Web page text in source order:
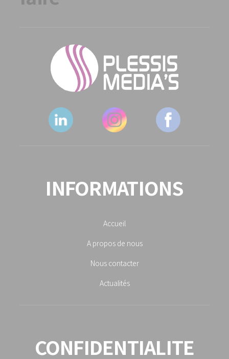
INFORMATIONS
Accueil
A propos de nous
Nous contacter
Actualités
CONFIDENTIALITE